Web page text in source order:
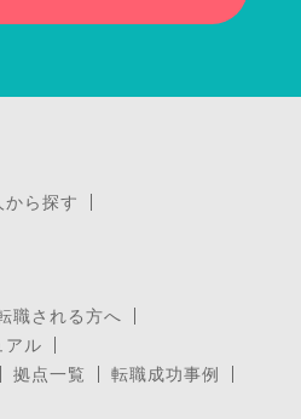
ら探す
職される方へ
アル
拠点一覧
転職成功事例